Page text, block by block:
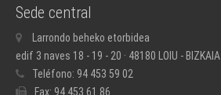
Sede central
Larrondo beheko etorbidea
edif 3 naves 18 - 19 - 20 · 48180 LOIU - BIZKAIA
Teléfono: 94 453 59 02
Fax: 94 453 61 86